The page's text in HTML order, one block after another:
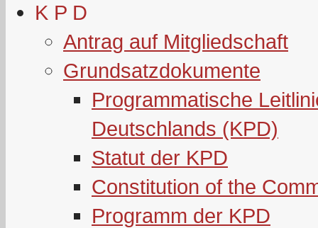
K P D
Antrag auf Mitgliedschaft
Grundsatzdokumente
Programmatische
Deutschlands (KPD)
Statut der KPD
Constitution of the
Programm der KPD